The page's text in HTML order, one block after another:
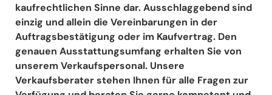
kaufrechtlichen Sinne dar. Ausschlaggebend sind
einzig und allein die Vereinbarungen in der
Auftragsbestätigung oder im Kaufvertrag. Den
genauen Ausstattungsumfang erhalten Sie von
unserem Verkaufspersonal. Unsere
Verkaufsberater stehen Ihnen für alle Fragen zur